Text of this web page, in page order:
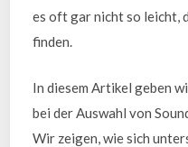
es oft gar nicht so leicht,
finden.
In diesem Artikel geben
bei der Auswahl von
Wir zeigen, wie sich